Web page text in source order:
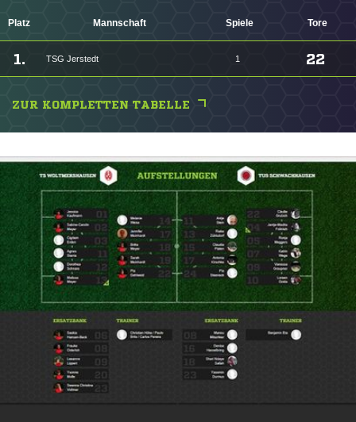
Platz Mannschaft Spiele Tore
1. TSG Jerstedt 1 22
ZUR KOMPLETTEN TABELLE